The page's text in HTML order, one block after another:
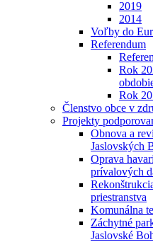
2019
2014
Voľby do
Referendum
Rok
Rok
Členstvo obce v
Projekty
Obnova a
Jaslovských
Oprava
prívalových
priestranstva
Komunálna
Záchytné
Jaslovské